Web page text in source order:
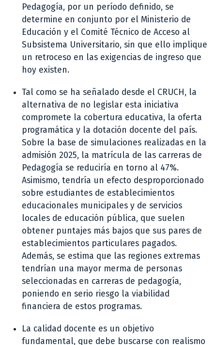
Pedagogía, por un período definido, se
determine en conjunto por el Ministerio de
Educación y el Comité Técnico de Acceso al
Subsistema Universitario, sin que ello implique
un retroceso en las exigencias de ingreso que
hoy existen.
Tal como se ha señalado desde el CRUCH, la
alternativa de no legislar esta iniciativa
compromete la cobertura educativa, la oferta
programática y la dotación docente del país.
Sobre la base de simulaciones realizadas en la
admisión 2025, la matrícula de las carreras de
Pedagogía se reduciría en torno al 47%.
Asimismo, tendría un efecto desproporcionado
sobre estudiantes de establecimientos
educacionales municipales y de servicios
locales de educación pública, que suelen
obtener puntajes más bajos que sus pares de
establecimientos particulares pagados.
Además, se estima que las regiones extremas
tendrían una mayor merma de personas
seleccionadas en carreras de pedagogía,
poniendo en serio riesgo la viabilidad
financiera de estos programas.
La calidad docente es un objetivo
fundamental, que debe buscarse con realismo